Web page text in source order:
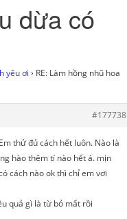
dừa có
yêu ơi › RE: Làm hồng nhũ hoa
#177738
thử đủ cách hết luôn. Nào là
hào thêm tí nào hết á. mịn
cách nào ok thì chỉ em vơi
quả gì là từ bỏ mất rồi